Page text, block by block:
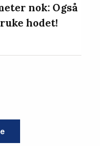
nok: Også
hodet!